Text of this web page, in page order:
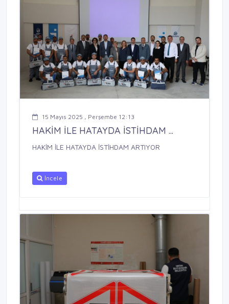
15 Mayıs 2025 , Perşembe 12:13
HAKİM İLE HATAYDA İSTİHDAM ...
HAKİM İLE HATAYDA İSTİHDAM ARTIYOR
İncele